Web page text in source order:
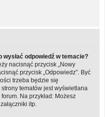
odpowiedź w temacie?
nacisnąć przycisk „Nowy
przycisk „Odpowiedz”. Być
trzeba będzie się
tematów jest wyświetlana
Na przykład: Możesz
itp.